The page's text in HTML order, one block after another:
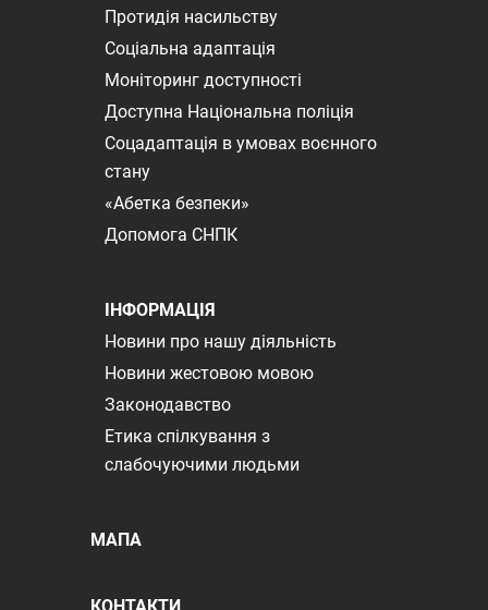
Протидія насильству
Соціальна адаптація
Моніторинг доступності
Доступна Національна поліція
Соцадаптація в умовах воєнного
стану
«Абетка безпеки»
Допомога СНПК
ІНФОРМАЦІЯ
Новини про нашу діяльність
Новини жестовою мовою
Законодавство
Етика спілкування з
слабочуючими людьми
МАПА